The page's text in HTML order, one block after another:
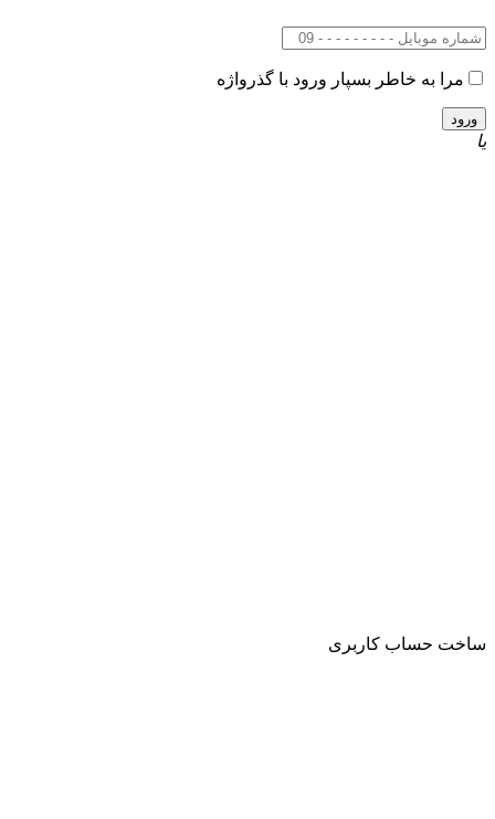
مرا به خاطر بسپار ورود با گذرواژه
یا
ساخت حساب کاربری